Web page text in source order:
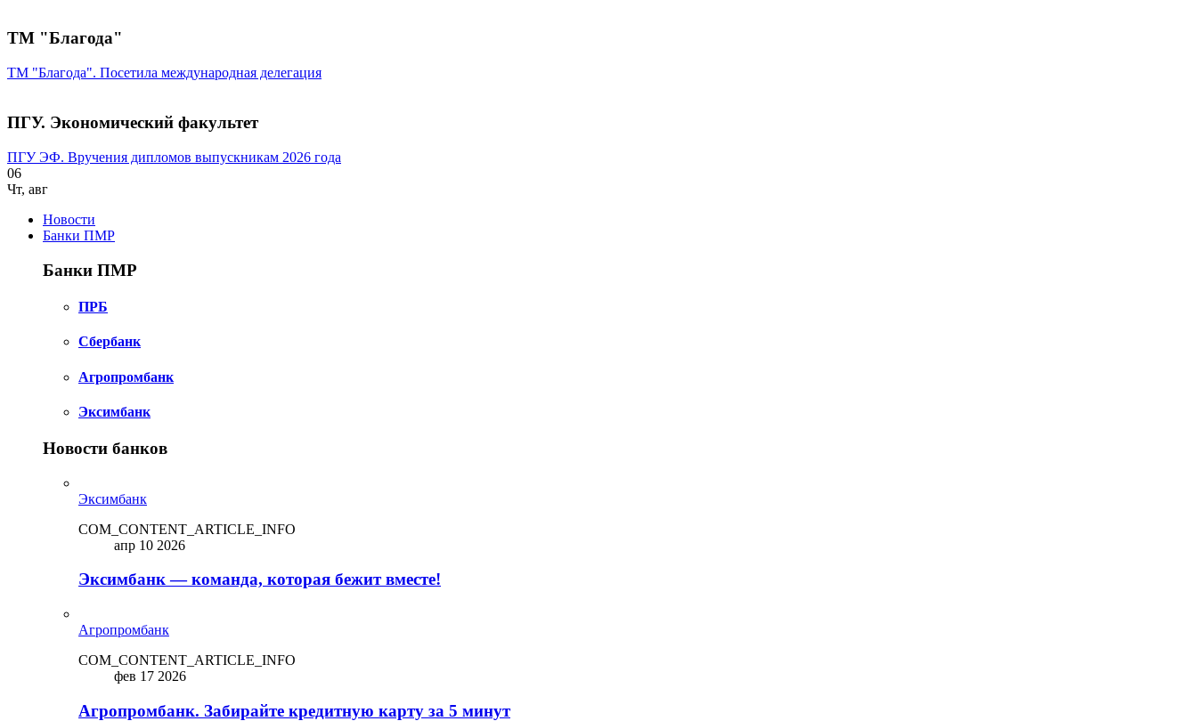
ТМ "Благода"
ТМ "Благода". Посетила международная делегация
ПГУ. Экономический факультет
ПГУ ЭФ. Вручения дипломов выпускникам 2026 года
06
Чт, авг
Новости
Банки ПМР
Банки ПМР
ПРБ
Сбербанк
Агропромбанк
Эксимбанк
Новости банков
Эксимбанк
COM_CONTENT_ARTICLE_INFO
апр 10 2026
Эксимбанк — команда, которая бежит вместе!
Агропромбанк
COM_CONTENT_ARTICLE_INFO
фев 17 2026
Агропромбанк. Забирайте кредитную карту за 5 минут